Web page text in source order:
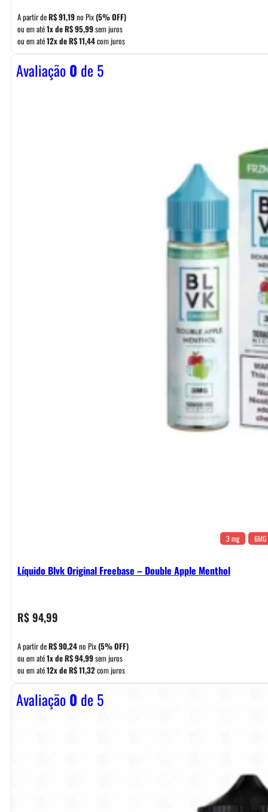
A partir deR$91,19no Pix(5% OFF)
ou em até1x deR$95,99sem juros
ou em até12x deR$11,44com juros
Avaliação0 de 5
3 mg 6MG
Líquido Blvk Original Freebase – Double Apple Menthol
R$94,99
A partir deR$90,24no Pix(5% OFF)
ou em até1x deR$94,99sem juros
ou em até12x deR$11,32com juros
Avaliação0 de 5